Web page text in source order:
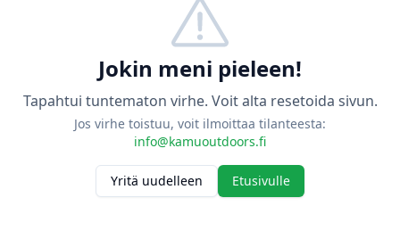
Jokin meni pieleen!
Tapahtui tuntematon virhe. Voit alta resetoida sivun.
Jos virhe toistuu, voit ilmoittaa tilanteesta:
info@kamuoutdoors.fi
Yritä uudelleen Etusivulle